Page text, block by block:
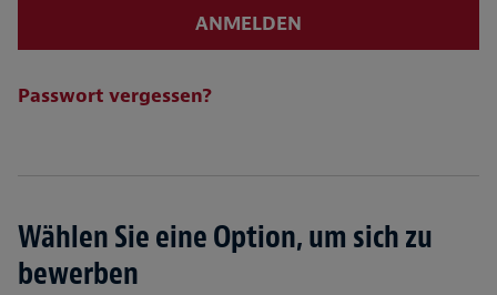
ANMELDEN
Passwort vergessen?
Wählen Sie eine Option, um sich zu
bewerben